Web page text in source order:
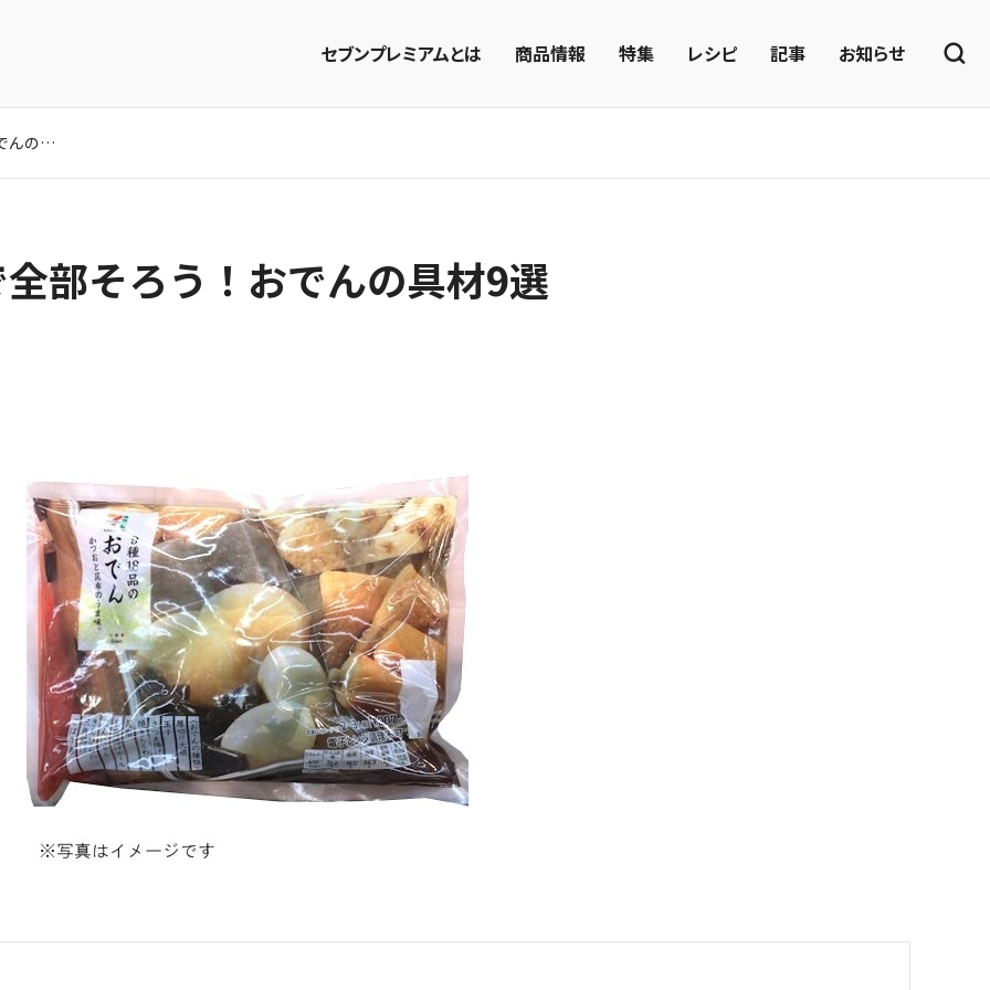
セブンプレミアムとは 商品情報 特集 レシピ 記事 お知らせ
セブンプレミアムで全部そろう！おでんの具材9選
部そろう！おでんの具材9選